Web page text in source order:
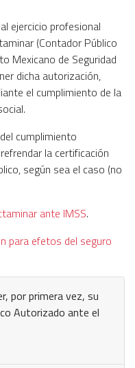
ejercicio profesional
(Contador Público
Mexicano de Seguridad
dicha autorización,
el cumplimiento de la
cumplimiento
la certificación
según sea el caso (no
ante IMSS.
para efetos del seguro
por primera vez, su
Autorizado ante el